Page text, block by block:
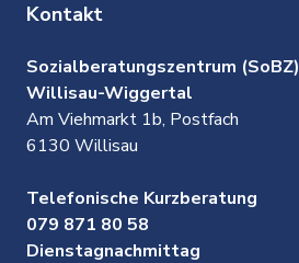
Kontakt
Sozialberatungszentrum (SoBZ)
Willisau-Wiggertal
Am Viehmarkt 1b, Postfach
6130 Willisau
Telefonische Kurzberatung
079 871 80 58
Dienstagnachmittag